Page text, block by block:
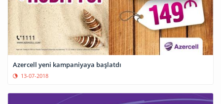
Azercell yeni kampaniyaya başlatdı
13-07-2018